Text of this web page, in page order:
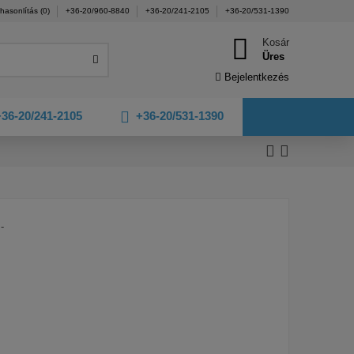
(0) +36-20/960-8840 +36-20/241-2105 +36-20/531-1390
Kosár
Üres
Bejelentkezés
+36-20/531-1390
20/241-2105